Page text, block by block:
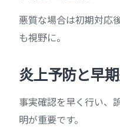
悪質な場合は初期対応後
も視野に。
炎上予防と早
事実確認を早く行い、
明が重要です。